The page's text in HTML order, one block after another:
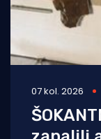
07 kol. 2026